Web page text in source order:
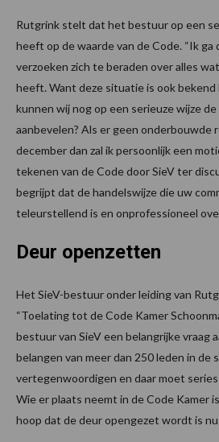
Rutgrink stelt dat het bestuur op een
heeft op de waarde van de Code. “Ik
verzoeken zich te beraden over alles
heeft. Want deze situatie is ook bekend
kunnen wij nog op een serieuze wijze
aanbevelen? Als er geen onderbouwde
december dan zal ik persoonlijk een
tekenen van de Code door SieV ter
begrijpt dat de handelswijze die uw
teleurstellend is en onprofessioneel
Deur openzetten
Het SieV-bestuur onder leiding van
“Toelating tot de Code Kamer
bestuur van SieV een belangrijke vraag
belangen van meer dan 250 leden in de
vertegenwoordigen en daar moet
Wie er plaats neemt in de Code Kamer
hoop dat de deur opengezet wordt is